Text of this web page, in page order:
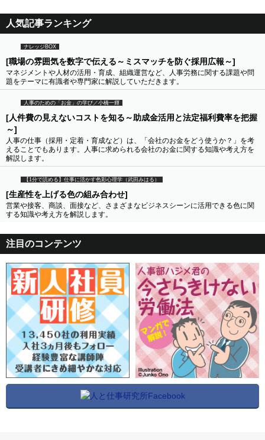
人気記事ランキング
ナレッジBOX
[職場の雰囲気を数字で伝える～ミスマッチを防ぐ採用広報～]
マネジメントや人材の活用・育成、組織運営など、人事労務に関する課題や問
題をテーマに有識者や専門家に解説していただきます。
人事のための「お金」の学び／小橋一輝
[人件費の見えないコストを知る～助成金活用と法定福利費率を把握
～]
人事の仕事（採用・定着・育成など）は、「会社のお金をどう使うか？」を考
えることでもあります。人事に求められる会社のお金に関する知識や考え方を
解説します。
【1分で読める】仕事に活かす色彩心理学（武田みはる）
[生産性を上げる色の組み合わせ]
営業や接客、商談、面接など、さまざまなビジネスシーンに活用できる色に関
する知識や考え方を解説します。
注目のコンテンツ